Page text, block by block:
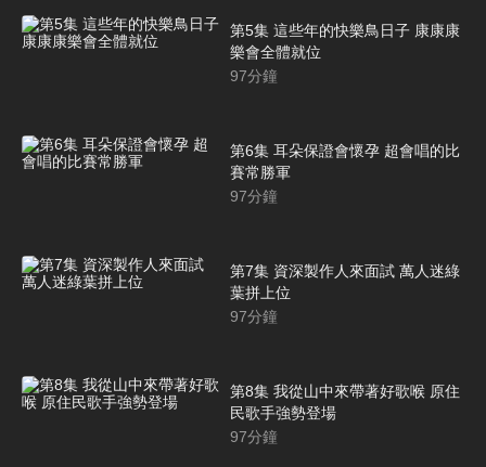
第5集 這些年的快樂鳥日子 康康康
樂會全體就位
97分鐘
第6集 耳朵保證會懷孕 超會唱的比
賽常勝軍
97分鐘
第7集 資深製作人來面試 萬人迷綠
葉拼上位
97分鐘
第8集 我從山中來帶著好歌喉 原住
民歌手強勢登場
97分鐘